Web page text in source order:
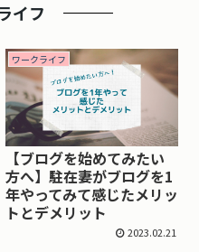
イフ
ワークライフ
【ブログを始めてみたい
方へ】駐在妻がブログを1
年やってみて感じたメリッ
トとデメリット
2023.02.21